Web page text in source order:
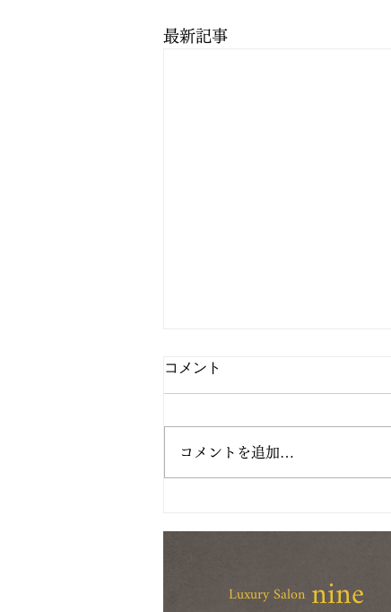
最新記事
♪バストケア/育乳サロン
コメント
コメントを追加…
Luxury Salon nine